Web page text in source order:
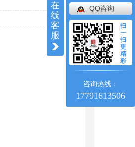
在
线
客
服
QQ咨询
扫
一
扫
更
精
彩
咨询热线：
17791613506